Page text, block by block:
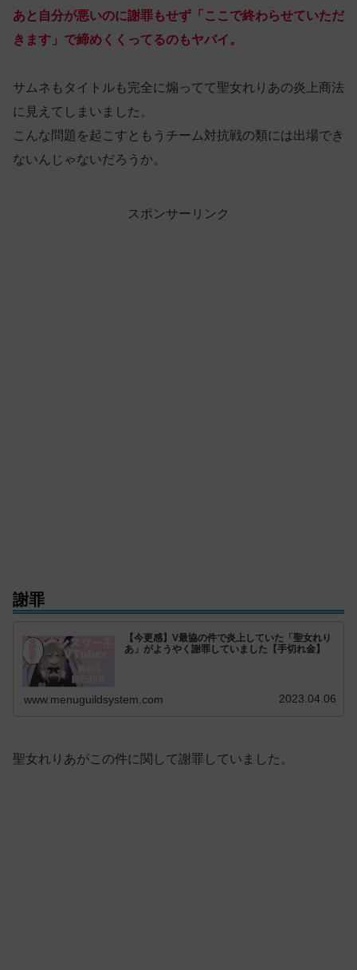
あと自分が悪いのに謝罪もせず「ここで終わらせていただ
きます」で締めくくってるのもヤバイ。
サムネもタイトルも完全に煽ってて聖女れりあの炎上商法
に見えてしまいました。
こんな問題を起こすともうチーム対抗戦の類には出場でき
ないんじゃないだろうか。
スポンサーリンク
謝罪
【今更感】V最協の件で炎上していた「聖女れり
あ」がようやく謝罪していました【手切れ金】
www.menuguildsystem.com 2023.04.06
聖女れりあがこの件に関して謝罪していました。